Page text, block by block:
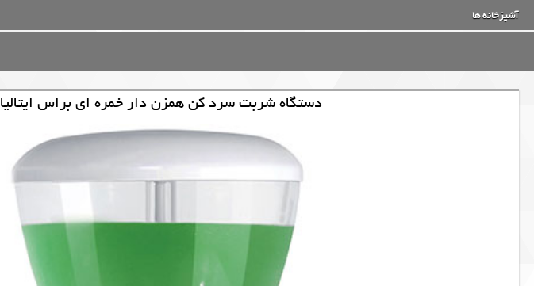
آشپزخانه ها
دستگاه شربت سرد کن همزن دار خمره ای براس ایتالیا